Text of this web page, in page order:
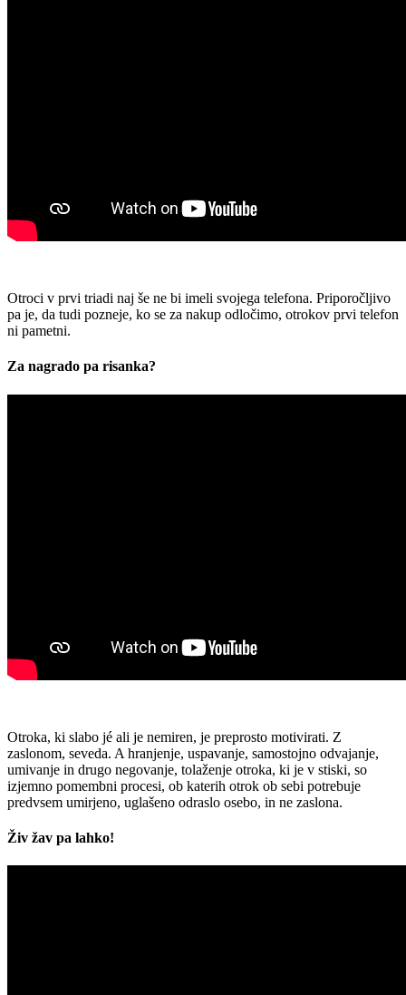
Otroci v prvi triadi naj še ne bi imeli svojega telefona. Priporočljivo
pa je, da tudi pozneje, ko se za nakup odločimo, otrokov prvi telefon
ni pametni.
Za nagrado pa risanka?
Otroka, ki slabo jé ali je nemiren, je preprosto motivirati. Z
zaslonom, seveda. A hranjenje, uspavanje, samostojno odvajanje,
umivanje in drugo negovanje, tolaženje otroka, ki je v stiski, so
izjemno pomembni procesi, ob katerih otrok ob sebi potrebuje
predvsem umirjeno, uglašeno odraslo osebo, in ne zaslona.
Živ žav pa lahko!